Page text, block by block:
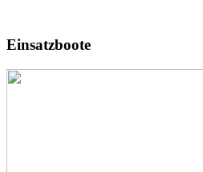
Einsatzboote